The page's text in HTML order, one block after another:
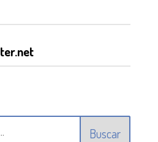
Buscar